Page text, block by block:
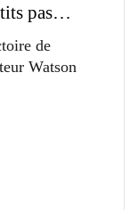
pas…
de
Watson